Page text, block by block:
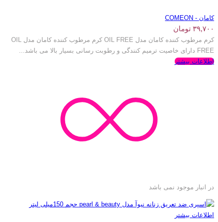
کامان - COMEON
۳۹,۷۰۰ تومان
کرم مرطوب کننده کامان مدل OIL FREE کرم مرطوب کننده کامان مدل OIL
FREE دارای خاصیت ترمیم کنندگی و رطوبت رسانی بسیار بالا می باشد...
اطلاعات بیشتر
در انبار موجود نمی باشد
اطلاعات بیشتر